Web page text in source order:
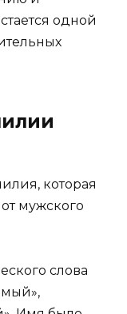
одной
которая
мужского
слова